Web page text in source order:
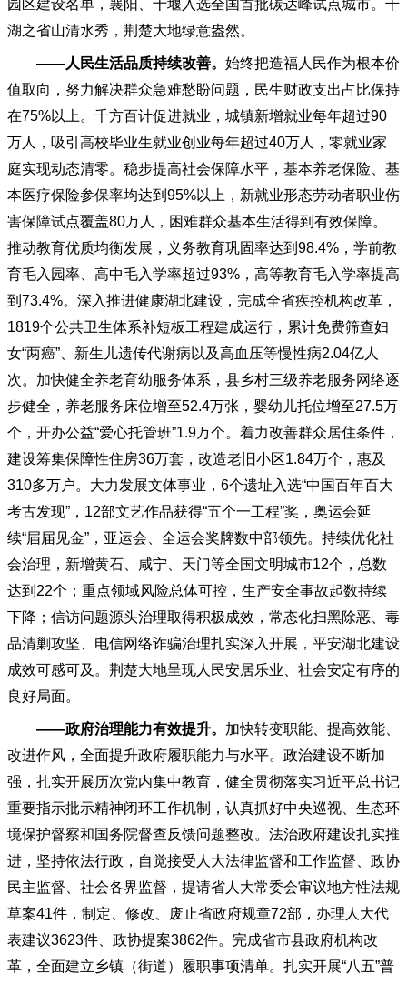
园区建设名单，襄阳、十堰入选全国首批碳达峰试点城市。千
湖之省山清水秀，荆楚大地绿意盎然。
——人民生活品质持续改善。 始终把造福人民作为根本价
值取向，努力解决群众急难愁盼问题，民生财政支出占比保持
在75%以上。千方百计促进就业，城镇新增就业每年超过90
万人，吸引高校毕业生就业创业每年超过40万人，零就业家
庭实现动态清零。稳步提高社会保障水平，基本养老保险、基
本医疗保险参保率均达到95%以上，新就业形态劳动者职业伤
害保障试点覆盖80万人，困难群众基本生活得到有效保障。
推动教育优质均衡发展，义务教育巩固率达到98.4%，学前教
育毛入园率、高中毛入学率超过93%，高等教育毛入学率提高
到73.4%。深入推进健康湖北建设，完成全省疾控机构改革，
1819个公共卫生体系补短板工程建成运行，累计免费筛查妇
女“两癌”、新生儿遗传代谢病以及高血压等慢性病2.04亿人
次。加快健全养老育幼服务体系，县乡村三级养老服务网络逐
步健全，养老服务床位增至52.4万张，婴幼儿托位增至27.5万
个，开办公益“爱心托管班”1.9万个。着力改善群众居住条件，
建设筹集保障性住房36万套，改造老旧小区1.84万个，惠及
310多万户。大力发展文体事业，6个遗址入选“中国百年百大
考古发现”，12部文艺作品获得“五个一工程”奖，奥运会延
续“届届见金”，亚运会、全运会奖牌数中部领先。持续优化社
会治理，新增黄石、咸宁、天门等全国文明城市12个，总数
达到22个；重点领域风险总体可控，生产安全事故起数持续
下降；信访问题源头治理取得积极成效，常态化扫黑除恶、毒
品清剿攻坚、电信网络诈骗治理扎实深入开展，平安湖北建设
成效可感可及。荆楚大地呈现人民安居乐业、社会安定有序的
良好局面。
——政府治理能力有效提升。 加快转变职能、提高效能、
改进作风，全面提升政府履职能力与水平。政治建设不断加
强，扎实开展历次党内集中教育，健全贯彻落实习近平总书记
重要指示批示精神闭环工作机制，认真抓好中央巡视、生态环
境保护督察和国务院督查反馈问题整改。法治政府建设扎实推
进，坚持依法行政，自觉接受人大法律监督和工作监督、政协
民主监督、社会各界监督，提请省人大常委会审议地方性法规
草案41件，制定、修改、废止省政府规章72部，办理人大代
表建议3623件、政协提案3862件。完成省市县政府机构改
革，全面建立乡镇（街道）履职事项清单。扎实开展“八五”普